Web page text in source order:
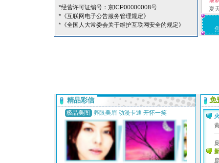
*经营许可证编号：京ICP00000008号
*《互联网电子公告服务管理规定》
*《全国人大常委会关于维护互联网安全的规定》
夏